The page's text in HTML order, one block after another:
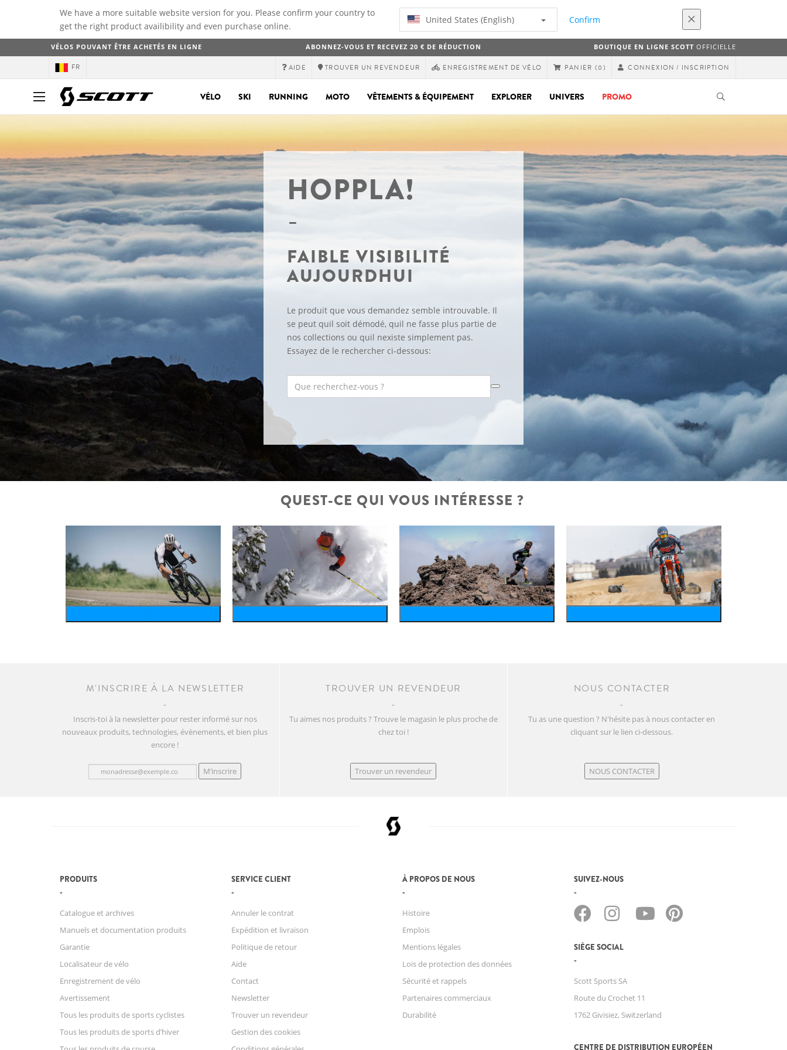
We have a more suitable website version for you. Please confirm your country to
get the right product availibility and even purchase online.
United States (English) Confirm
VÉLOS POUVANT ÊTRE ACHETÉS EN LIGNE ABONNEZ-VOUS ET RECEVEZ 20 € DE RÉDUCTION BOUTIQUE EN LIGNE SCOTTOFFICIELLE
FR AIDE TROUVER UN REVENDEUR ENREGISTREMENT DE VÉLO PANIER (0) CONNEXION / INSCRIPTION
VÉLO SKI RUNNING MOTO VÊTEMENTS & ÉQUIPEMENT EXPLORER UNIVERS PROMO
HOPPLA!
FAIBLE VISIBILITÉ
AUJOURDHUI
Le produit que vous demandez semble introuvable. Il
se peut quil soit démodé, quil ne fasse plus partie de
nos collections ou quil nexiste simplement pas.
Essayez de le rechercher ci-dessous:
QUEST-CE QUI VOUS INTÉRESSE ?
M'INSCRIRE À LA NEWSLETTER
Inscris-toi à la newsletter pour rester informé sur nos
nouveaux produits, technologies, évènements, et bien plus
encore !
M’inscrire
TROUVER UN REVENDEUR
Tu aimes nos produits ? Trouve le magasin le plus proche de
chez toi !
Trouver un revendeur
NOUS CONTACTER
Tu as une question ? N'hésite pas à nous contacter en
cliquant sur le lien ci-dessous.
NOUS CONTACTER
PRODUITS
Catalogue et archives
Manuels et documentation produits
Garantie
Localisateur de vélo
Enregistrement de vélo
Avertissement
Tous les produits de sports cyclistes
Tous les produits de sports d’hiver
SERVICE CLIENT
Annuler le contrat
Expédition et livraison
Politique de retour
Aide
Contact
Newsletter
Trouver un revendeur
Gestion des cookies
À PROPOS DE NOUS
Histoire
Emplois
Mentions légales
Lois de protection des données
Sécurité et rappels
Partenaires commerciaux
Durabilité
SUIVEZ-NOUS
SIÈGE SOCIAL
Scott Sports SA
Route du Crochet 11
1762 Givisiez, Switzerland
CENTRE DE DISTRIBUTION EUROPÉEN